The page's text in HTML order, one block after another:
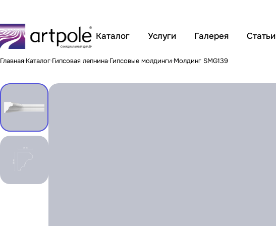
Каталог Услуги Галерея Статьи
Главная Каталог Гипсовая лепнина Гипсовые молдинги Молдинг SMG139